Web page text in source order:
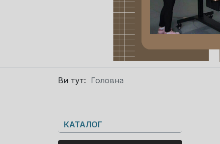
Ви тут: Головна
КАТАЛОГ